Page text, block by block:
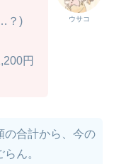
ウサコ
？)
円
の合計から、今の
ん。